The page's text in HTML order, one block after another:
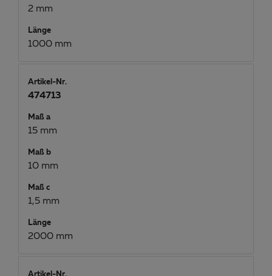
2 mm
Länge
1000 mm
Artikel-Nr.
474713
Maß a
15 mm
Maß b
10 mm
Maß c
1,5 mm
Länge
2000 mm
Artikel-Nr.